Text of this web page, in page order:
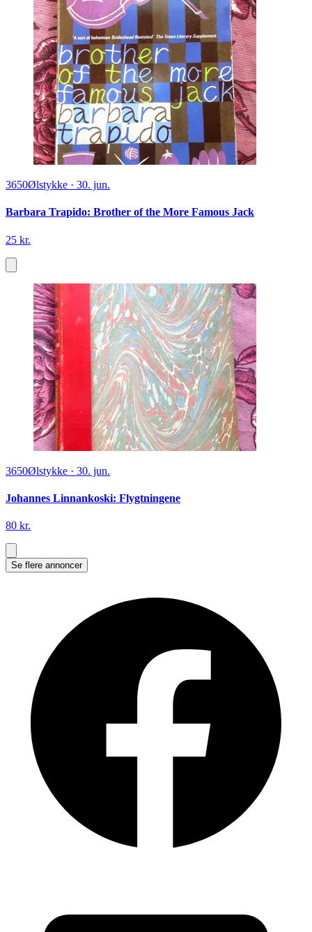
3650Ølstykke · 30. jun.
Barbara Trapido: Brother of the More Famous Jack
25 kr.
3650Ølstykke · 30. jun.
Johannes Linnankoski: Flygtningene
80 kr.
Se flere annoncer